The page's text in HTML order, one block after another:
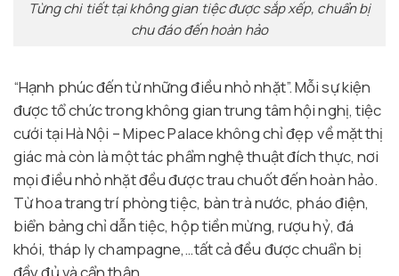
Từng chi tiết tại không gian tiệc được sắp xếp, chuẩn bị
chu đáo đến hoàn hảo
“Hạnh phúc đến từ những điều nhỏ nhặt”. Mỗi sự kiện
được tổ chức trong không gian trung tâm hội nghị, tiệc
cưới tại Hà Nội – Mipec Palace không chỉ đẹp về mặt thị
giác mà còn là một tác phẩm nghệ thuật đích thực, nơi
mọi điều nhỏ nhặt đều được trau chuốt đến hoàn hảo.
Từ hoa trang trí phòng tiệc, bàn trà nước, pháo điện,
biển bảng chỉ dẫn tiệc, hộp tiền mừng, rượu hỷ, đá
khói, tháp ly champagne,…tất cả đều được chuẩn bị